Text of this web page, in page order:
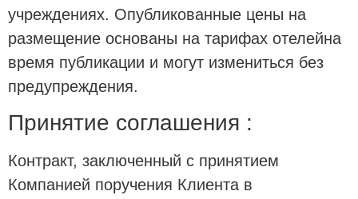
учреждениях. Опубликованные цены на
размещение основаны на тарифах отелейна
время публикации и могут измениться без
предупреждения.
Принятие соглашения :
Контракт, заключенный с принятием
Компанией поручения Клиента в